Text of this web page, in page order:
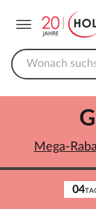
04
Mega-